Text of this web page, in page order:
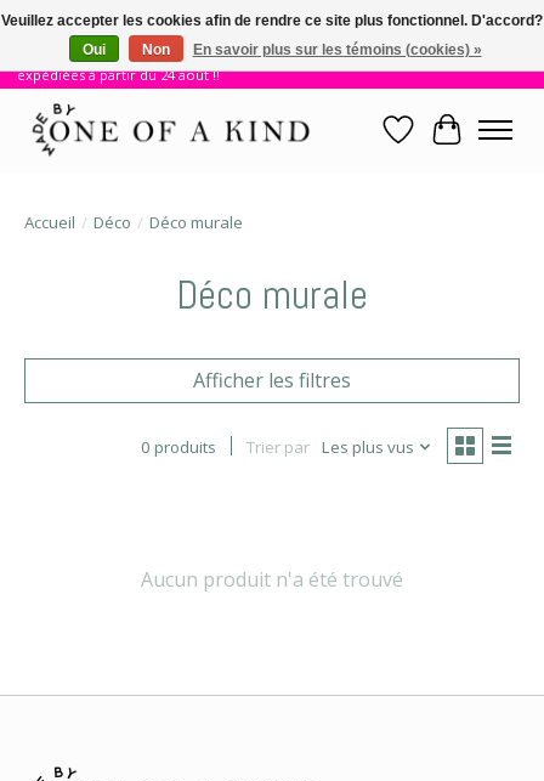
!! Nous sommes en vacances jusqu'au 23 août. Les commandes seront
expédiées à partir du 24 août !!
Liste dePanier
Accueil / Déco / Déco murale
Déco murale
Afficher les filtres
0 produits Trier par Les plus vus
Aucun produit n'a été trouvé
Veuillez accepter les cookies afin de rendre ce site plus fonctionnel. D'accord?
Oui
Non En savoir plus sur les témoins (cookies) »